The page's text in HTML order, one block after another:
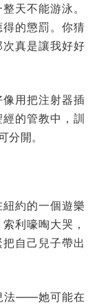
天不能游泳。
的懲罰。你猜
真是讓我好好
用把注射器插
的管教中，訓
分開。
約的一個遊樂
利嚎啕大哭，
自己兒子帶出
法——她可能在